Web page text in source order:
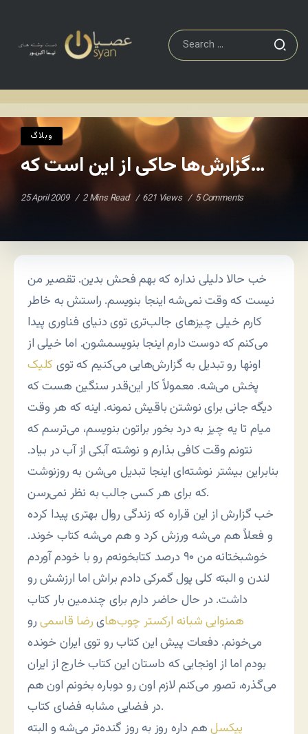
وبلاگ
گزارش‌ها حاکی از این است که…
25 April 2009 2 Mins Read 621 Views 5 Comments
خب حالا دلیلی نداره که بهم فحش بدین. تقصیر من
نیست که وقت نمی‌شه اینجا بنویسم. راستش به خاطر
کارم خیلی چیزهای جالب‌تری توی دنیای فناوری پیدا
می‌کنم که دوست دارم اینجا بنویسمشون. اما خیلی از
اونها رو تبدیل به گزارش‌هایی می‌کنیم که تویکلیک
پخش می‌شه. معمولاً کار این‌قدر سنگین هست که
دیگه جانی برای نوشتن باقیش نمونه. اینه که هر وقت
میام تا یه چیز به درد بخور براتون بنویسم، می‌ترسم که
نتونم وقت کافی بذارم و نوشته آبکی از آب در بیاد.
بنابراین بیشتر نوشته‌ای اینجا تبدیل می‌شن به روزنوشت
که برای هر کسی جالب به نظر نمی‌رسن.
خب گزارش از این قراره که زندگی روال بهتری پیدا کرده
و فعلاً هم می‌شه ورزش کرد و هم می‌شه کتاب خوند.
خوشبختانه من ۹۰ درصد کتابخونه‌م رو با خودم آوردم
لندن و البته کلی پول گمرکی دادم براش اما ارزشش رو
داشت. در حال حاضر دارم برای چندمین بار کتاب
همنوایی شبانه ارکستر چوب‌هایرضا قاسمیرو
می‌خونم. دفعات پیش این کتاب رو توی ایران خونده
بودم اما از اونجایی که داستان این کتاب خارج از ایران
می‌گذره، تصور می‌کنم لازم اون رو دوباره بخونم اون هم
در فضایی مشابه فضای کتاب.
پیکسلهم داره روز به روز گنده‌تر می‌شه و البته